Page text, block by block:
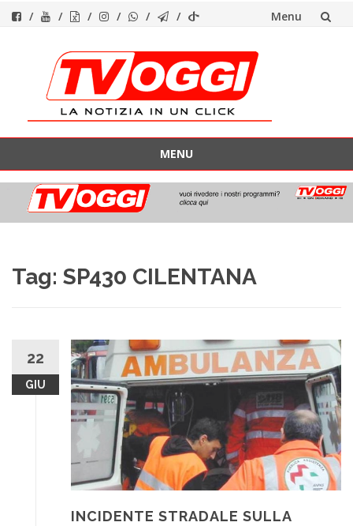
Menu
contenuto
MENU
contenuto
Tag: SP430 CILENTANA
22
GIU
INCIDENTE STRADALE SULLA